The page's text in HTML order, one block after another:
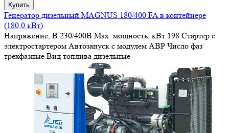
Купить
Генератор дизельный MAGNUS 180/400 FA в контейнере
(180,0 кВт)
Напряжение, В 230/400В Max. мощность, кВт 198 Стартер с
электростартером Автозапуск с модулем АВР Число фаз
трехфазные Вид топлива дизельные